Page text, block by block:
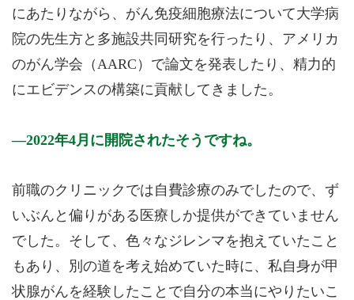
にあたりながら、がん免疫細胞療法について大学病
院の先生方と多施設共同研究を行ったり、アメリカ
のがん学会（AARC）で論文を発表したり、精力的
にエビデンスの構築に貢献してきました。
2022年4月に開院されたそうですね。
前職のクリニックでは自費診療のみでしたので、ず
いぶんと偏りがある医療しか提供ができていません
でした。そして、色々なジレンマを抱えていたこと
もあり、別の道を考え始めていた時に、私自身が甲
状腺がんを経験したことで自分の本当にやりたいこ